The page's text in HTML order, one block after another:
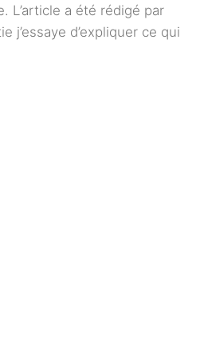
L’article a été rédigé par
j’essaye d’expliquer ce qui